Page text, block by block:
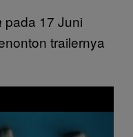
pada 17 Juni
trailernya